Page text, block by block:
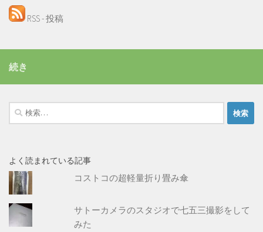
RSS - 投稿
続き
検
索:
よく読まれている記事
コストコの超軽量折り畳み傘
サトーカメラのスタジオで七五三撮影をして
みた